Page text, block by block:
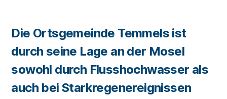
Die Ortsgemeinde Temmels ist
durch seine Lage an der Mosel
sowohl durch Flusshochwasser als
auch bei Starkregenereignissen